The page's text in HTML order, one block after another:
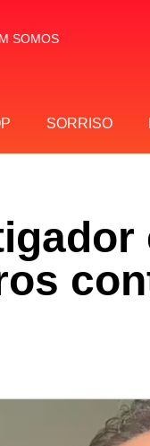
SOMOS
SORRISO